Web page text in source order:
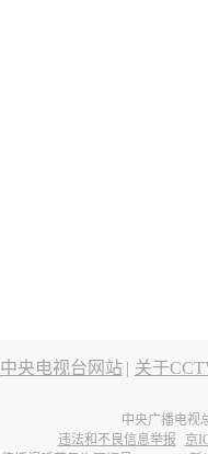
中央电视台网站 | 关于
中央广播电视
违法和不良信息举报
京